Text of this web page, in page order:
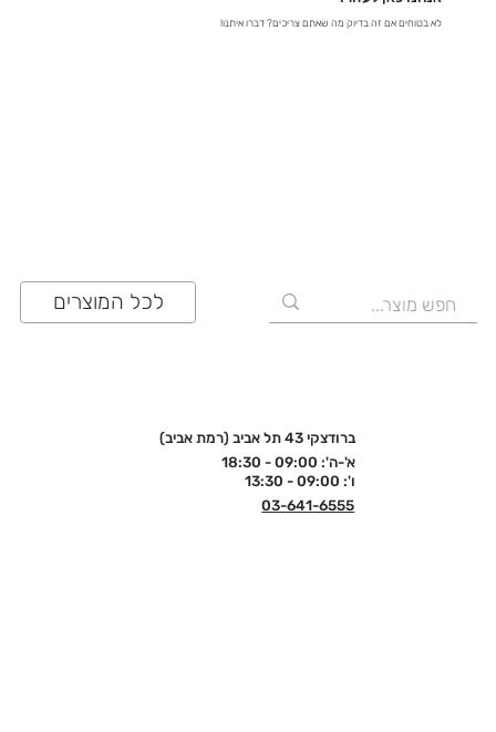
לא בטוחים אם זה בדיוק מה שאתם צריכים? דברו איתנו!
לכל המוצרים
ברודצקי 43 תל אביב (רמת אביב)
א'-ה': 09:00 - 18:30
ו': 09:00 - 13:30
03-641-6555